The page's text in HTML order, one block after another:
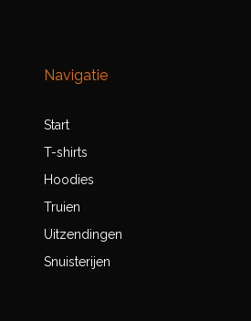
Navigatie
Start
T-shirts
Hoodies
Truien
Uitzendingen
Snuisterijen